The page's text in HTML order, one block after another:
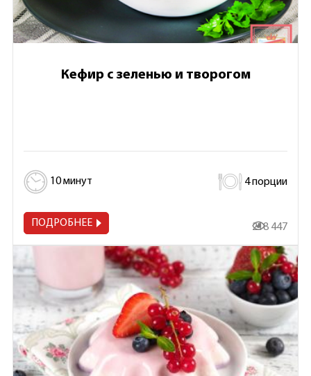
Кефир с зеленью и творогом
10 минут 4 порции
ПОДРОБНЕЕ 218 447